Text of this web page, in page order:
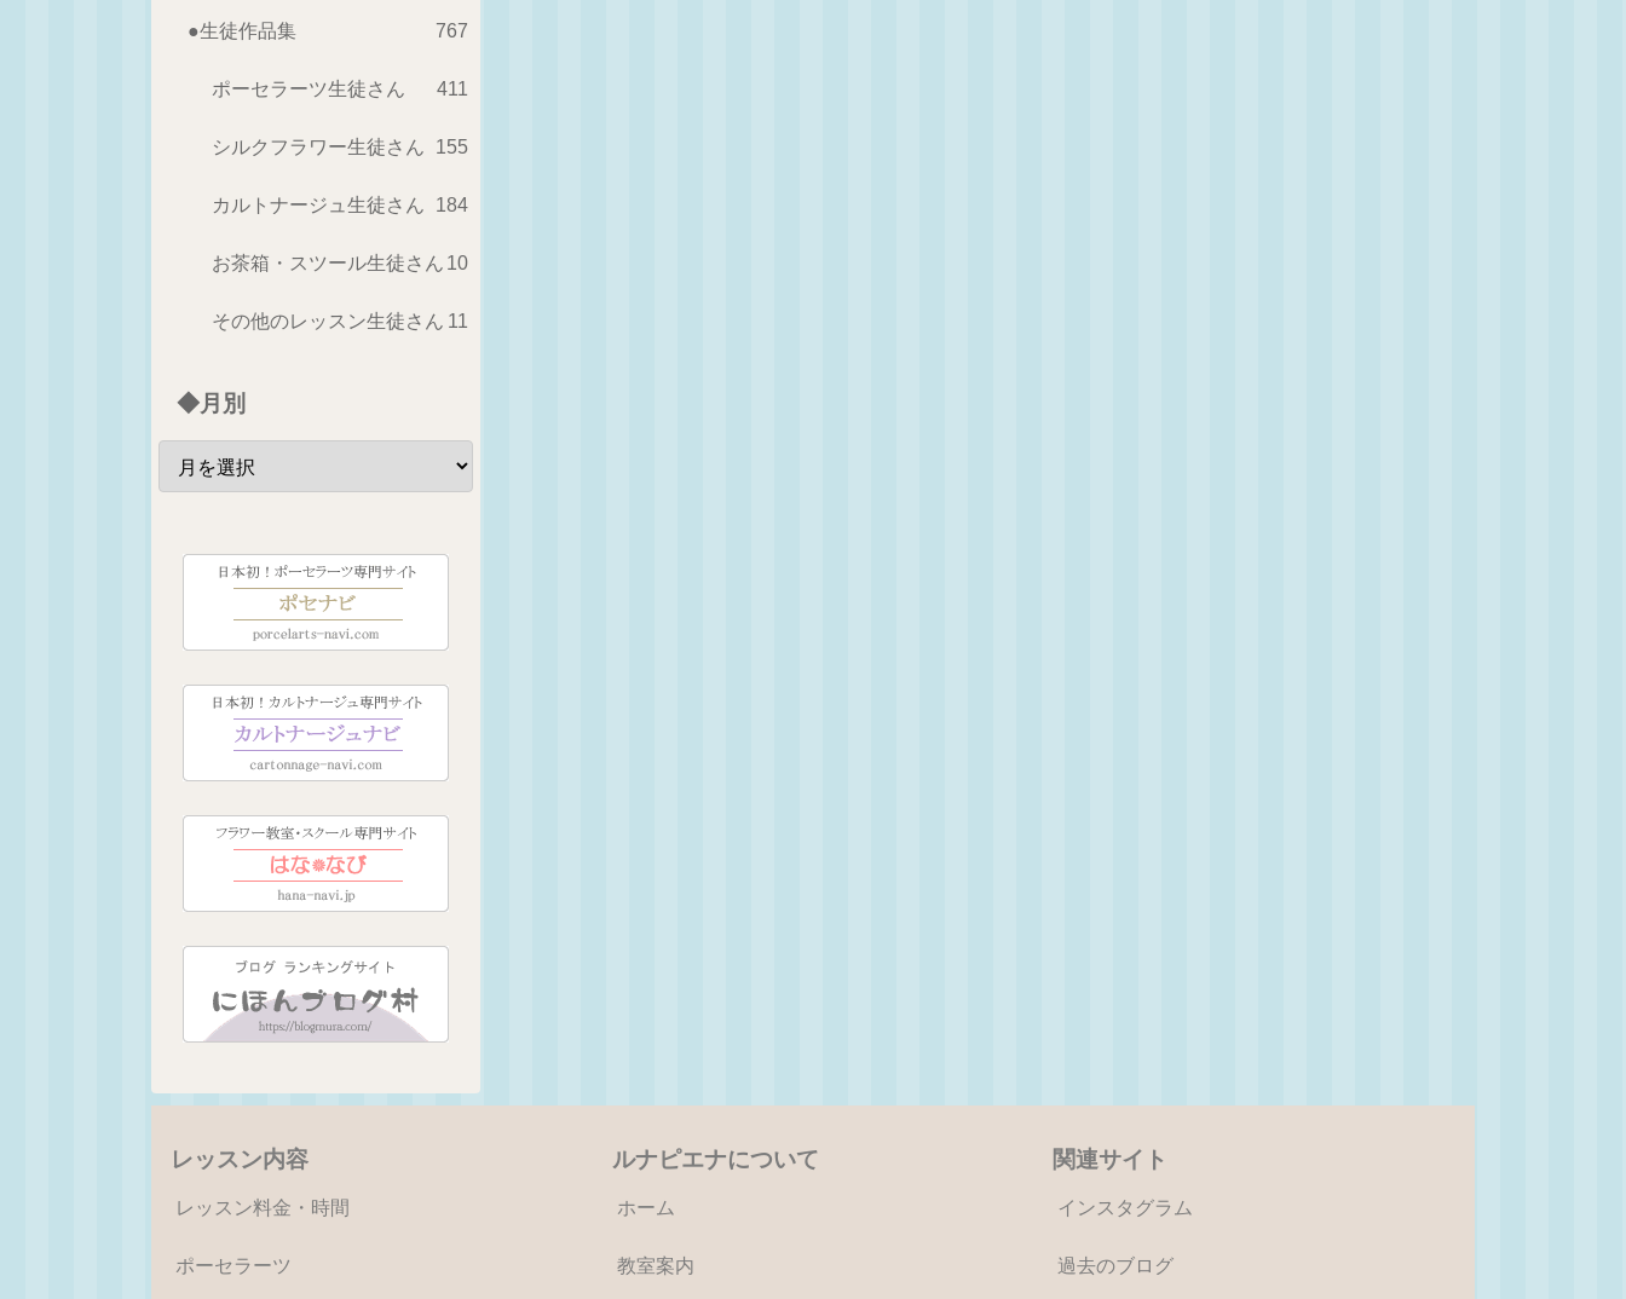
●生徒作品集 767
ポーセラーツ生徒さん 411
シルクフラワー生徒さん 155
カルトナージュ生徒さん 184
お茶箱・スツール生徒さん 10
その他のレッスン生徒さん 11
◆月別
レッスン内容
レッスン料金・時間
ポーセラーツ
ルナピエナについて
ホーム
教室案内
関連サイト
インスタグラム
過去のブログ